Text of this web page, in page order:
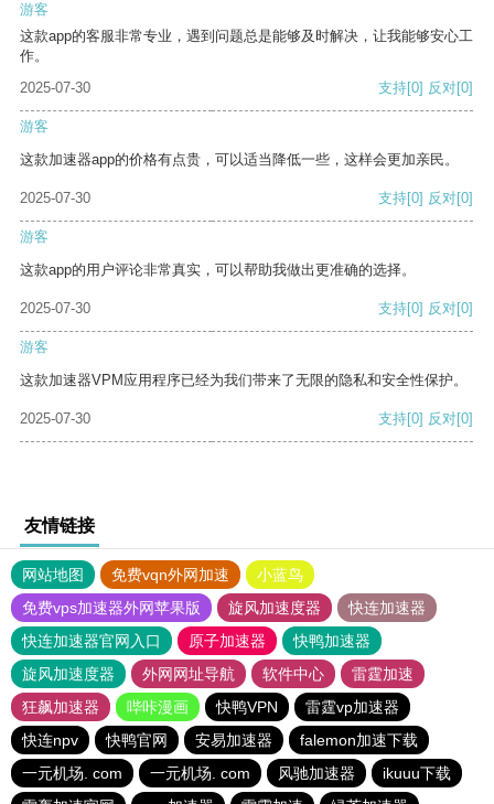
游客
这款app的客服非常专业，遇到问题总是能够及时解决，让我能够安心工
作。
2025-07-30
支持[0] 反对[0]
游客
这款加速器app的价格有点贵，可以适当降低一些，这样会更加亲民。
2025-07-30 支持[0] 反对[0]
游客
这款app的用户评论非常真实，可以帮助我做出更准确的选择。
2025-07-30 支持[0] 反对[0]
游客
这款加速器VPM应用程序已经为我们带来了无限的隐私和安全性保护。
2025-07-30 支持[0] 反对[0]
友情链接
网站地图 免费vqn外网加速
小蓝鸟
免费vps加速器外网苹果版
旋风加速度器
快连加速器
快连加速器官网入口
原子加速器
快鸭加速器
旋风加速度器
外网网址导航 软件中心
雷霆加速
狂飙加速器
哔咔漫画 快鸭VPN
雷霆vp加速器
快连npv
快鸭官网 安易加速器
falemon加速下载
一元机场. com
一元机场. com 风驰加速器
ikuuu下载